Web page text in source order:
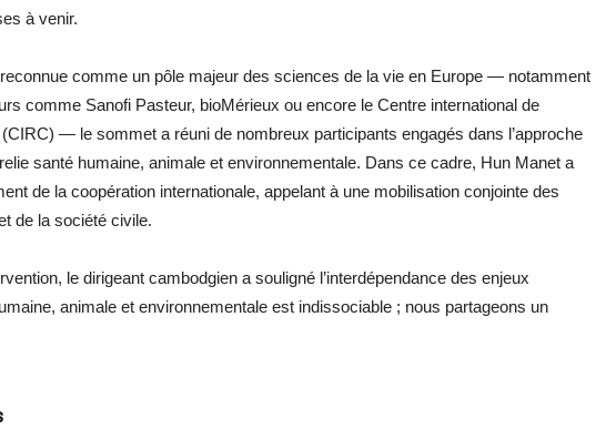
à venir.
comme un pôle majeur des sciences de la vie en Europe — notamment
comme Sanofi Pasteur, bioMérieux ou encore le Centre international de
— le sommet a réuni de nombreux participants engagés dans l’approche
santé humaine, animale et environnementale. Dans ce cadre, Hun Manet a
de la coopération internationale, appelant à une mobilisation conjointe des
de la société civile.
le dirigeant cambodgien a souligné l’interdépendance des enjeux
animale et environnementale est indissociable ; nous partageons un